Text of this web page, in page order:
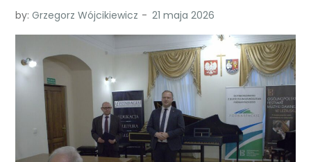
by:Grzegorz Wójcikiewicz